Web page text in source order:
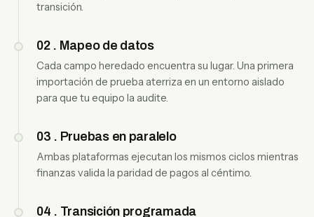
transición.
02. Mapeo de datos
Cada campo heredado encuentra su lugar. Una primera
importación de prueba aterriza en un entorno aislado
para que tu equipo la audite.
03 . Pruebas en paralelo
Ambas plataformas ejecutan los mismos ciclos mientras
finanzas valida la paridad de pagos al céntimo.
04 . Transición programada